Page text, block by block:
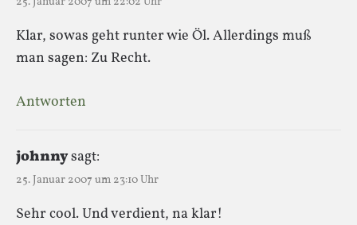
Klar, sowas geht runter wie Öl. Allerdings muß
man sagen: Zu Recht.
Antworten
johnnysagt:
25. Januar 2007 um 23:10 Uhr
Sehr cool. Und verdient, na klar!